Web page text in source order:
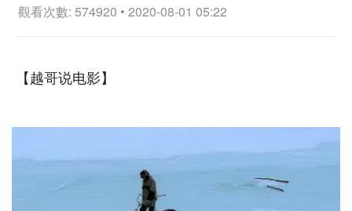
觀看次數: 574920 • 2020-08-01 05:22
【越哥说电影】